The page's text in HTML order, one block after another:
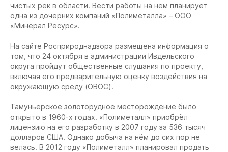
чистых рек в области. Вести работы на нём планирует
одна из дочерних компаний «Полиметалла» – ООО
«Минерал Ресурс».
На сайте Росприроднадзора размещена информация о
том, что 24 октября в администрации Ивдельского
округа пройдут общественные слушания по проекту,
включая его предварительную оценку воздействия на
окружающую среду (ОВОС).
Тамуньерское золоторудное месторождение было
открыто в 1960-х годах. «Полиметалл» приобрёл
лицензию на его разработку в 2007 году за 536 тысяч
долларов США. Однако добыча на нём до сих пор не
велась. В 2012 году «Полиметалл» планировал продать